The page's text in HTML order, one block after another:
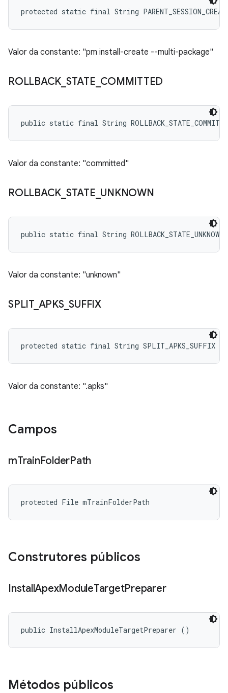
protected static final String
Valor da constante: "pm install-create --multi-package"
ROLLBACK STATE COMMITTED
public static final String
Valor da constante: "committed"
ROLLBACK STATE UNKNOWN
public static final String ROLLBACK_STATE_UNKNOWN
Valor da constante: "unknown"
SPLIT_ APKS_SUFFIX
protected static final String SPLIT_APKS_SUFFIX
Valor da constante: ".apks"
Campos
mTrainFolderPath
protected File mTrainFolderPath
Construtores públicos
InstallApexModuleTargetPreparer
public InstallApexModuleTargetPreparer ()
Métodos públicos